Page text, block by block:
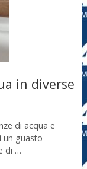
in diverse
di acqua e
un guasto
di …